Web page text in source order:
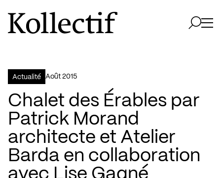
Aller à la page d'accueil
Logo Kollectif
Actualité août 2015
Chalet des Érables par
Patrick Morand
architecte et Atelier
Barda en collaboration
avec Lise Gagné